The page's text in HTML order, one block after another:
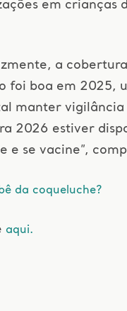
em crianças
a
foi boa em 2025,
manter
2026 estiver
e se vacine”,
da coqueluche?
aqui.